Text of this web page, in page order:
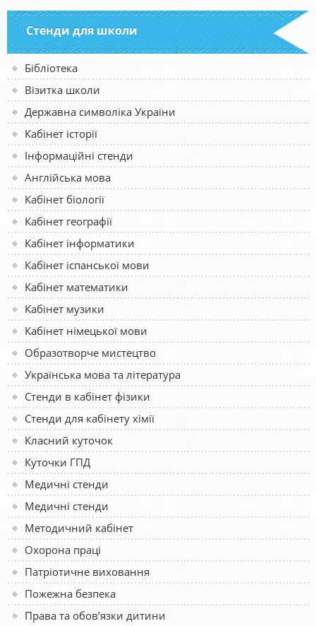
Стенди для школи
Бібліотека
Візитка школи
Державна символіка України
Кабінет історії
Інформаційні стенди
Англійська мова
Кабінет біології
Кабінет географії
Кабінет інформатики
Кабінет іспанської мови
Кабінет математики
Кабінет музики
Кабінет німецької мови
Образотворче мистецтво
Українська мова та література
Стенди в кабінет фізики
Стенди для кабінету хімії
Класний куточок
Куточки ГПД
Медичні стенди
Медичні стенди
Методичний кабінет
Охорона праці
Патріотичне виховання
Пожежна безпека
Права та обов’язки дитини